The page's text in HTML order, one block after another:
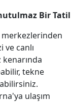
Bir Tatil
ve canlı
tekne
ulaşım